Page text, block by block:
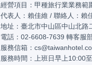
經營項目：甲種旅行業業務範
代表人：賴佳維 / 聯絡人：賴
地址：臺北市中山區中山北路
電話：02-6608-7639 轉客服
服務信箱：
服務時間：上班日早上10:00